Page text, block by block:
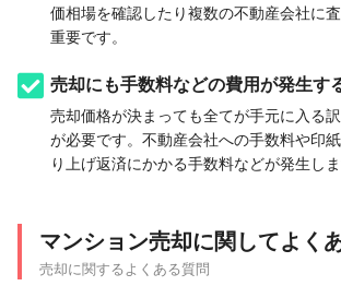
価相場を確認したり複数の不動産会社に
重要です。
売却にも手数料などの費用が発生す
売却価格が決まっても全てが手元に入る
が必要です。不動産会社への手数料や印
り上げ返済にかかる手数料などが発生しま
マンション売却に関してよく
売却に関するよくある質問